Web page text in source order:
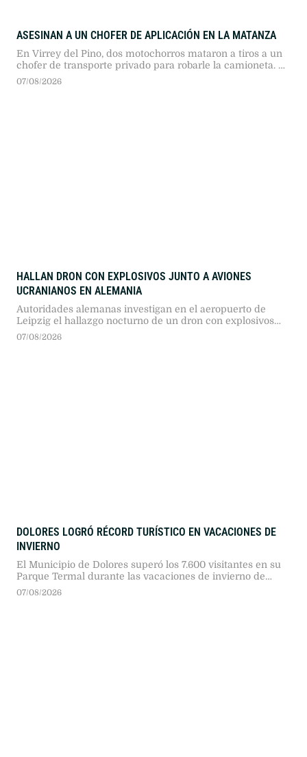
ASESINAN A UN CHOFER DE APLICACIÓN EN LA MATANZA
En Virrey del Pino, dos motochorros mataron a tiros a un
chofer de transporte privado para robarle la camioneta. La
pasajera logró resguardarse durante el ataque y el fiscal
07/08/2026
HALLAN DRON CON EXPLOSIVOS JUNTO A AVIONES
UCRANIANOS EN ALEMANIA
Autoridades alemanas investigan en el aeropuerto de
Leipzig el hallazgo nocturno de un dron con explosivos
cerca de aeronaves ucranianas, un presunto sabotaje que
07/08/2026
DOLORES LOGRÓ RÉCORD TURÍSTICO EN VACACIONES DE
INVIERNO
El Municipio de Dolores superó los 7.600 visitantes en su
Parque Termal durante las vacaciones de invierno de
2026. La cifra representó un incremento del 29 por ciento
07/08/2026